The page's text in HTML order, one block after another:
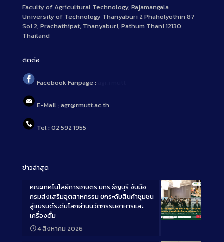
Faculty of Agricultural Technology, Rajamangala
University of Technology Thanyaburi 2 Phaholyothin 87
Soi 2, Prachathipat, Thanyaburi, Pathum Thani 12130
Thailand
ติดต่อ
Facebook Fanpage :
E-Mail : agr@rmutt.ac.th
Tel : 02 592 1955
ข่าวล่าสุด
Long
คณะเทคโนโลยีการเกษตร มทร.ธัญบุรี จับมือ
กรมส่งเสริมอุตสาหกรรม ยกระดับสินค้าชุมชน
สู่แบรนด์ระดับโลกผ่านนวัตกรรมอาหารและ
เครื่องดื่ม
4 สิงหาคม 2026